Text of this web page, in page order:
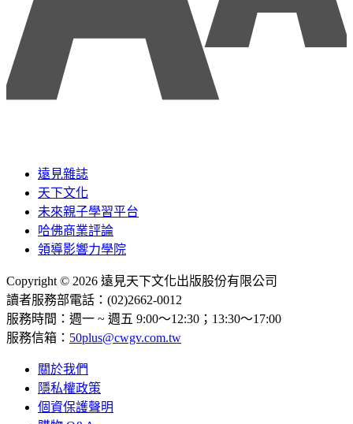
遠見雜誌
天下文化
未來親子學習平台
哈佛商業評論
領導影響力學院
Copyright © 2026 遠見天下文化出版股份有限公司
讀者服務部電話：(02)2662-0012
服務時間：週一 ~ 週五 9:00～12:30；13:30～17:00
服務信箱： 50plus@cwgv.com.tw
關於我們
隱私權政策
個資保護聲明